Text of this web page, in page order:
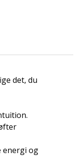
det, du
energi og